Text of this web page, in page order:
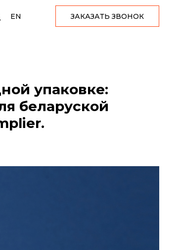
EN ЗАКАЗАТЬ ЗВОНОК
упаковке:
беларуской